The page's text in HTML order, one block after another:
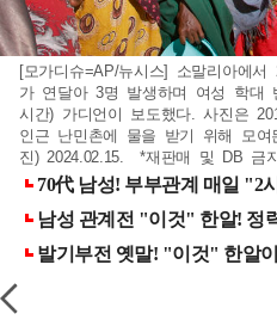
[모가디슈=AP/뉴시스] 소말리아에
가 연달아 3명 발생하며 여성 학대
시간) 가디언이 보도했다. 사진은
인근 난민촌에 물을 받기 위해 모
진) 2024.02.15. *재판매 및 DB 금